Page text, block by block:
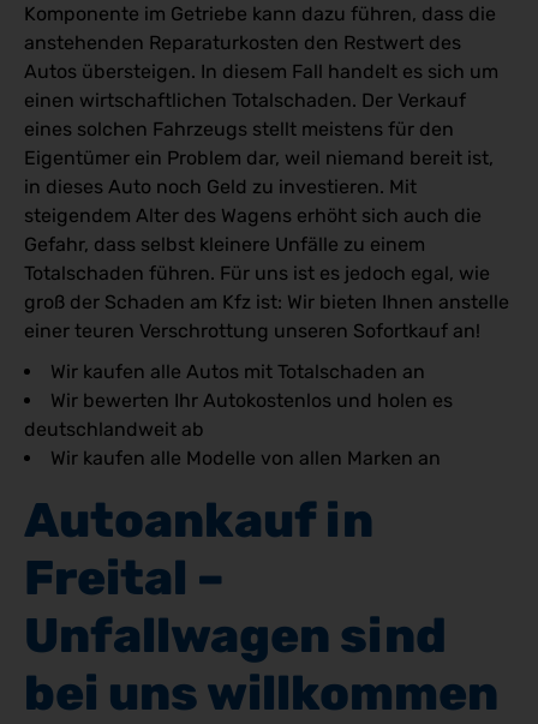
Komponente im Getriebe kann dazu führen, dass die
anstehenden Reparaturkosten den Restwert des
Autos übersteigen. In diesem Fall handelt es sich um
einen wirtschaftlichen Totalschaden. Der Verkauf
eines solchen Fahrzeugs stellt meistens für den
Eigentümer ein Problem dar, weil niemand bereit ist,
in dieses Auto noch Geld zu investieren. Mit
steigendem Alter des Wagens erhöht sich auch die
Gefahr, dass selbst kleinere Unfälle zu einem
Totalschaden führen. Für uns ist es jedoch egal, wie
groß der Schaden am Kfz ist: Wir bieten Ihnen anstelle
einer teuren Verschrottung unseren Sofortkauf an!
Wir kaufen alle Autos mit Totalschaden an
Wir bewerten Ihr Autokostenlos und holen es
deutschlandweit ab
Wir kaufen alle Modelle von allen Marken an
Autoankauf in
Freital –
Unfallwagen sind
bei uns willkommen